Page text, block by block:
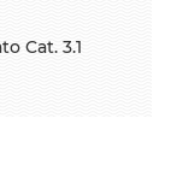
Cat. 3.1